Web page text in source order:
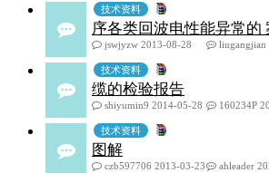
技术资料
序各类回波电性能异常的
jswjyzw 2013-08-28
liugangjian
技术资料
缆的检验报告
shiyumin9 2014-05-28
160234P
技术资料
图解
czb597706 2013-03-23
ahleader